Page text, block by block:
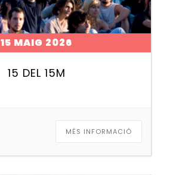
15 MAIG 2026
15 DEL 15M
MÉS INFORMACIÓ